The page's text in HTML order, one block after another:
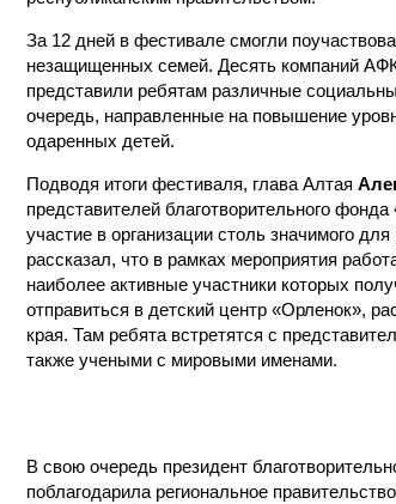
За 12 дней в фестивале смогли
незащищенных семей. Десять компаний
представили ребятам различные
очередь, направленные на повышение
одаренных детей.
Подводя итоги фестиваля, глава Алтая
представителей благотворительного
участие в организации столь значимого
рассказал, что в рамках мероприятия
наиболее активные участники которых
отправиться в детский центр «Орленок»,
края. Там ребята встретятся с
также учеными с мировыми именами.
В свою очередь президент
поблагодарила региональное